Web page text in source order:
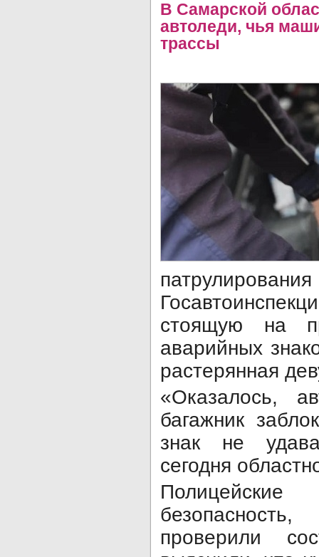
В Самарской
автоледи, чья
трассы
стоящую на
аварийных
растерянная
«Оказалось,
багажник
знак не
сегодня
проверили